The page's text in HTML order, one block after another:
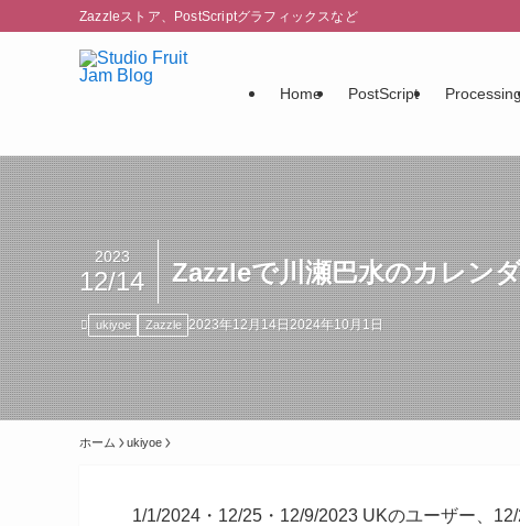
Zazzleストア、PostScriptグラフィックスなど
Home PostScript
Zazzleで川瀬巴水のカレン
2023
12/14
ukiyoe Zazzle 2023年12月14日2024年10月1日
ホーム ukiyoe
1/1/2024・12/25・12/9/2023 UKのユーザー、